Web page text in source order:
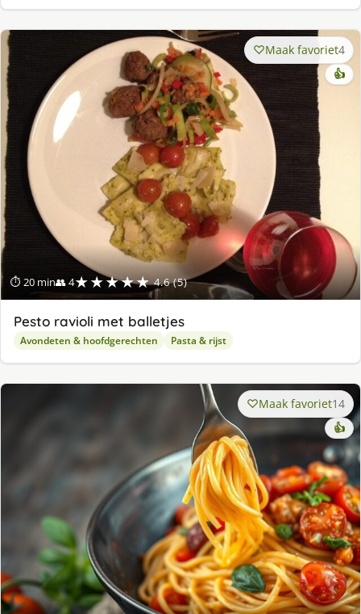
⏱ 20 min👥 4★★★★★ 4.6 (5)
Maak favoriet4
👍
Pesto ravioli met balletjes
Avondeten & hoofdgerechten Pasta & rijst
Maak favoriet14
👍